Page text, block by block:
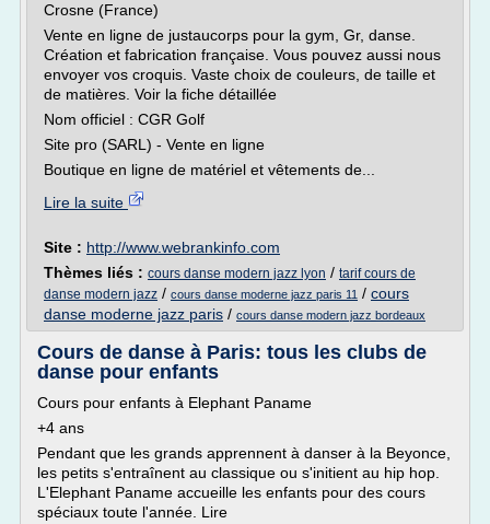
Crosne (France)
Vente en ligne de justaucorps pour la gym, Gr, danse.
Création et fabrication française. Vous pouvez aussi nous
envoyer vos croquis. Vaste choix de couleurs, de taille et
de matières. Voir la fiche détaillée
Nom officiel : CGR Golf
Site pro (SARL) - Vente en ligne
Boutique en ligne de matériel et vêtements de...
Lire la suite
Site : http://www.webrankinfo.com
Thèmes liés : cours danse modern jazz lyon / tarif cours de
danse modern jazz / cours danse moderne jazz paris 11 / cours
danse moderne jazz paris / cours danse modern jazz bordeaux
Cours de danse à Paris: tous les clubs de
danse pour enfants
Cours pour enfants à Elephant Paname
+4 ans
Pendant que les grands apprennent à danser à la Beyonce,
les petits s'entraînent au classique ou s'initient au hip hop.
L'Elephant Paname accueille les enfants pour des cours
spéciaux toute l'année. Lire